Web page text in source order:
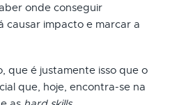
onde conseguir
causar impacto e marcar a
que é justamente isso que o
que, hoje, encontra-se na